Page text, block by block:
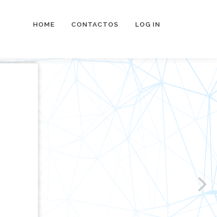
HOME CONTACTOS LOG IN